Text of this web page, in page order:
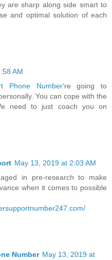
are sharp along side smart to
and optimal solution of each
AM
Phone Number're going to
You can cope with the
need to just coach you on
May 13, 2019 at 2:03 AM
in pre-research to make
when it comes to possible
Number May 13, 2019 at